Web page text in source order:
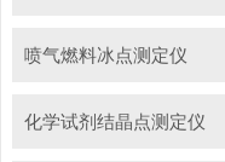
喷气燃料冰点测定仪
化学试剂结晶点测定仪